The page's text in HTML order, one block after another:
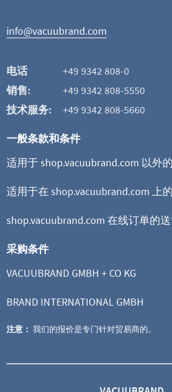
info@vacuubrand.com
电话
+49 9342 808-0
销售:
+49 9342 808-5550
技术服务:
+49 9342 808-5660
一般条款和条件
适用于 shop.vacuubrand.com 以外
适用于在 shop.vacuubrand.com 上
shop.vacuubrand.com 在线订单的
采购条件
VACUUBRAND GMBH + CO KG
BRAND INTERNATIONAL GMBH
注意： 我们的报价是专门针对贸易商的。